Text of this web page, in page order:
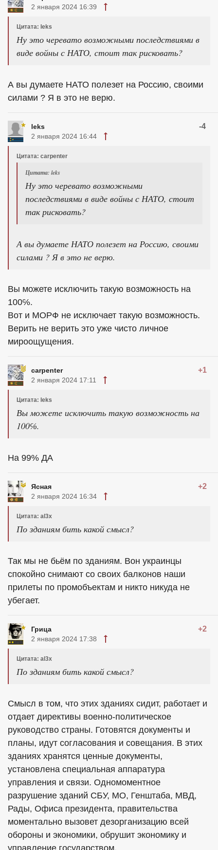
2 января 2024 16:39
Цитата: leks
Ну это черевато возможными последствиями в
виде войны с НАТО, стоит так рисковать?
А вы думаете НАТО полезет на Россию, своими
силами ? Я в это не верю.
leks -4
2 января 2024 16:44
Цитата: carpenter
Цитата: leks
Ну это черевато возможными
последствиями в виде войны с НАТО, стоит
так рисковать?
А вы думаете НАТО полезет на Россию, своими
силами ? Я в это не верю.
Вы можете исключить такую возможность на
100℅.
Вот и МОРФ не исключает такую возможность.
Верить не верить это уже чисто личное
мироощущения.
carpenter +1
2 января 2024 17:11
Цитата: leks
Вы можете исключить такую возможность на
100℅.
На 99% ДА
Ясная +2
2 января 2024 16:34
Цитата: al3x
По зданиям бить какой смысл?
Так мы не бьём по зданиям. Вон украинцы
спокойно снимают со своих балконов наши
прилеты по промобъектам и никто никуда не
убегает.
Грица +2
2 января 2024 17:38
Цитата: al3x
По зданиям бить какой смысл?
Смысл в том, что этих зданиях сидит, работает и
отдает директивы военно-политическое
руководство страны. Готовятся документы и
планы, идут согласования и совещания. В этих
зданиях хранятся ценные документы,
установлена специальная аппаратура
управления и связи. Одномоментное
разрушение зданий СБУ, МО, Генштаба, МВД,
Рады, Офиса президента, правительства
моментально вызовет дезорганизацию всей
обороны и экономики, обрушит экономику и